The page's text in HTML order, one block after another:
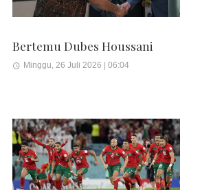
Bertemu Dubes Houssani
Minggu, 26 Juli 2026 | 06:04